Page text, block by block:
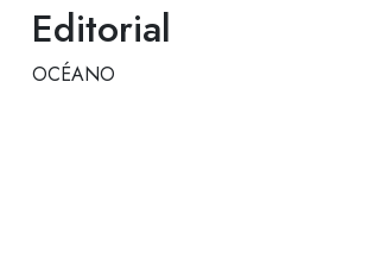
Editorial
OCÉANO